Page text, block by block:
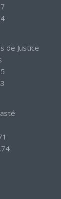
de Justice